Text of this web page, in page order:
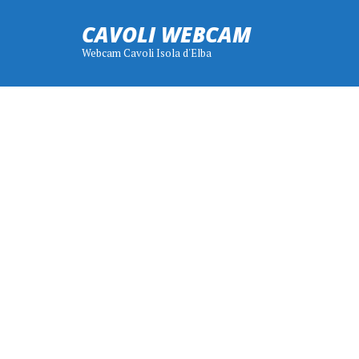
CAVOLI WEBCAM
Webcam Cavoli Isola d'Elba